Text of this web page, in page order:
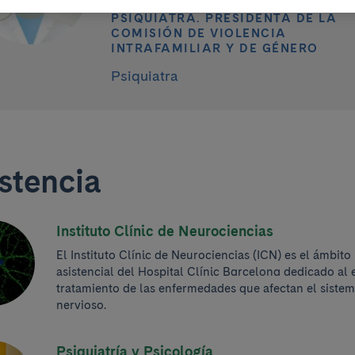
PSIQUIATRA. PRESIDENTA DE LA
COMISIÓN DE VIOLENCIA
INTRAFAMILIAR Y DE GÉNERO
Psiquiatra
Instituto Clínic de Neurociencias
El Instituto Clínic de Neurociencias (ICN) es el ámbito
asistencial del Hospital Clínic Barcelona dedicado al
tratamiento de las enfermedades que afectan el
nervioso.
Psiquiatría y Psicología